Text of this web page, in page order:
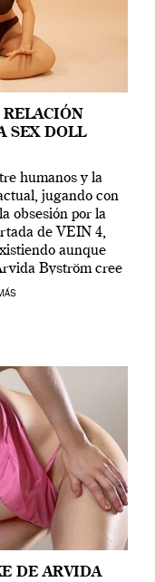
SEX DOLL
humanos y la
jugando con
obsesión por la
de VEIN 4,
aunque
Byström cree
[…]
DE ARVIDA